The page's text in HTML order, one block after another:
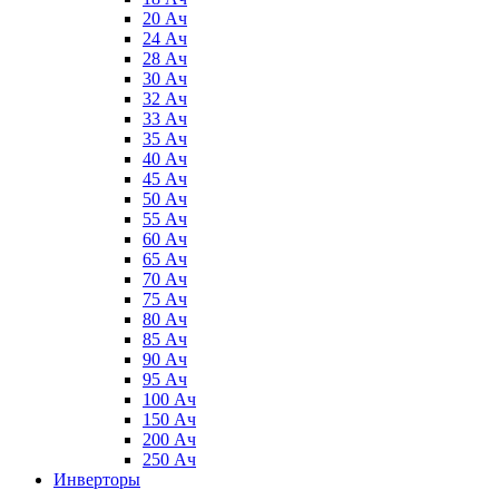
20 Ач
24 Ач
28 Ач
30 Ач
32 Ач
33 Ач
35 Ач
40 Ач
45 Ач
50 Ач
55 Ач
60 Ач
65 Ач
70 Ач
75 Ач
80 Ач
85 Ач
90 Ач
95 Ач
100 Ач
150 Ач
200 Ач
250 Ач
Инверторы